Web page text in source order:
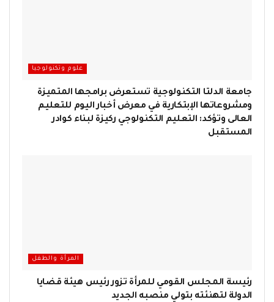
علوم وتكنولوجيا
جامعة الدلتا التكنولوجية تستعرض برامجها المتميزة
ومشروعاتها الإبتكارية في معرض أخبار اليوم للتعليم
العالى وتؤكد: التعليم التكنولوجي ركيزة لبناء كوادر
المستقبل
المرأة والطفل
رئيسة المجلس القومي للمرأة تزور رئيس هيئة قضايا
الدولة لتهنئته بتولي منصبه الجديد